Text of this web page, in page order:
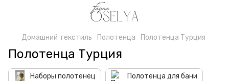
Домашний текстиль Полотенца Полотенца Турция
Полотенца Турция
Наборы полотенец Полотенца для бани